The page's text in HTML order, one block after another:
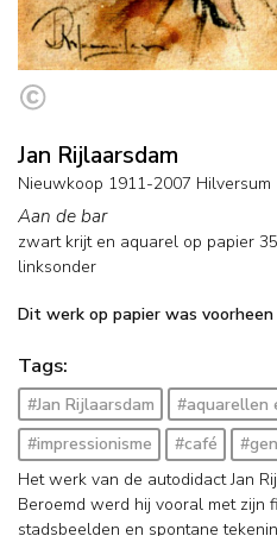
Jan Rijlaarsdam
Nieuwkoop 1911-2007 Hilversum
Aan de bar
zwart krijt en aquarel op papier
linksonder
Dit werk op papier was
Tags:
#Jan Rijlaarsdam
#aquarellen
#impressionisme
#café
Het werk van de autodidact Jan
Beroemd werd hij vooral met zijn
stadsbeelden en spontane